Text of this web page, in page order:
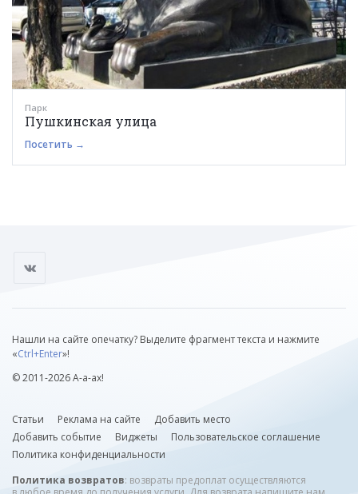
Парк
Пушкинская улица
Посетить →
Нашли на сайте опечатку? Выделите фрагмент текста и нажмите
«Ctrl+Enter»!
© 2011-2026 А-а-ах!
Статьи Реклама на сайте
Добавить место
Добавить событие
Виджеты
Пользовательское соглашение
Политика конфиденциальности
Политика возвратов: возвраты предоплат осуществляются